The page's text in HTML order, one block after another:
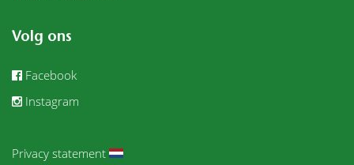
Volg ons
Facebook
Instagram
Privacy statement